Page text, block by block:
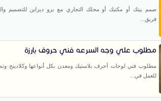
صمم بيتك أو مكتبك أو محلك التجاري مع برو ديزاين للتصميم
فريق...
مطلوب علي وجه السرعه فني حروف بارزة
مطلوب فني لوحات أحرف بلاستيك ومعدن بكل أنواعها وكلادينج
للعمل في...